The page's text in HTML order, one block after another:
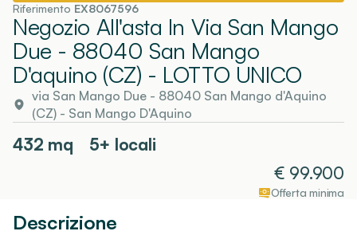
Riferimento EX8067596
Negozio All'asta In Via San Mango
Due - 88040 San Mango
D'aquino (CZ) - LOTTO UNICO
via San Mango Due - 88040 San Mango d'Aquino
(CZ) - San Mango D'Aquino
432 mq
5+ locali
€ 99.900
Offerta minima
Descrizione